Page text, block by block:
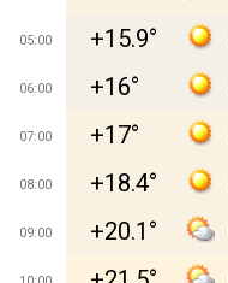
05:00 +15.9°
06:00 +16°
07:00 +17°
08:00 +18.4°
09:00 +20.1°